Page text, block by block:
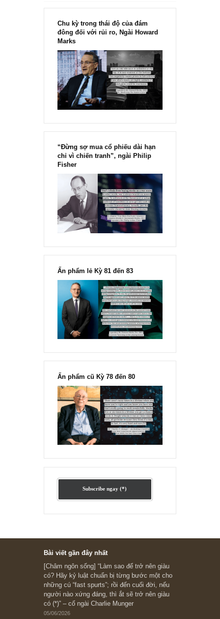
Chu kỳ trong thái độ của đám
đông đối với rủi ro, Ngài Howard
Marks
“Đừng sợ mua cổ phiếu dài hạn
chỉ vì chiến tranh”, ngài Philip
Ấn phẩm lẻ Kỳ 81 đến 83
Subscribe ngay (*)